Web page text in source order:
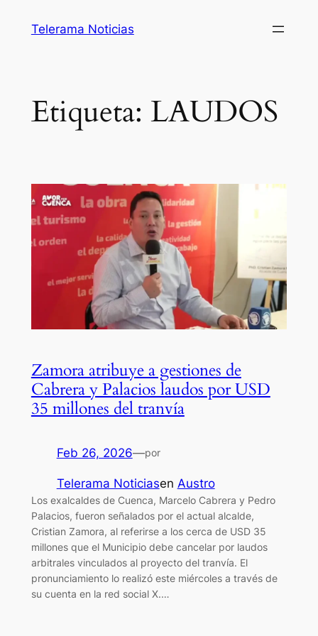
Telerama Noticias
Etiqueta: LAUDOS
Zamora atribuye a gestiones de
Cabrera y Palacios laudos por USD
35 millones del tranvía
Feb 26, 2026—por
Telerama Noticiasen Austro
Los exalcaldes de Cuenca, Marcelo Cabrera y Pedro
Palacios, fueron señalados por el actual alcalde,
Cristian Zamora, al referirse a los cerca de USD 35
millones que el Municipio debe cancelar por laudos
arbitrales vinculados al proyecto del tranvía. El
pronunciamiento lo realizó este miércoles a través de
su cuenta en la red social X.…